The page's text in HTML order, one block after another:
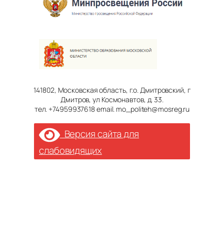
141802, Московская область, г.о. Дмитровский, г
Дмитров, ул Космонавтов, д. 33.
тел. +74959937618 email. mo_politeh@mosreg.ru
Версия сайта для
слабовидящих